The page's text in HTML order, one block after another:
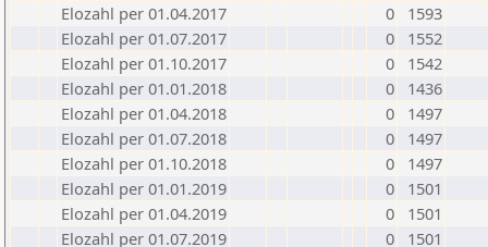
Elozahl per 01.04.2017
0
1593
Elozahl per 01.07.2017
0
1552
Elozahl per 01.10.2017
0
1542
Elozahl per 01.01.2018
0
1436
Elozahl per 01.04.2018
0
1497
Elozahl per 01.07.2018
0
1497
Elozahl per 01.10.2018
0
1497
Elozahl per 01.01.2019
0
1501
Elozahl per 01.04.2019
0
1501
Elozahl per 01.07.2019
0
1501